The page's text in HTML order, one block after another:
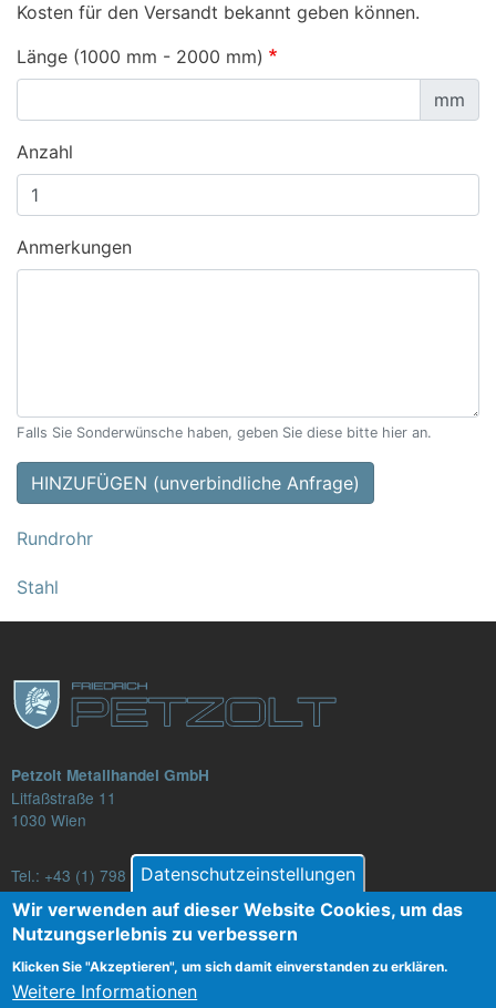
Kosten für den Versandt bekannt geben können.
Länge (1000 mm - 2000 mm)
mm
Anzahl
Anmerkungen
Falls Sie Sonderwünsche haben, geben Sie diese bitte hier an.
HINZUFÜGEN (unverbindliche Anfrage)
Rundrohr
Stahl
Petzolt Metallhandel GmbH
Litfaßstraße 11
1030 Wien
Tel.: +43 (1) 798 82 88-16
E-Mail: verkauf@petzolt.at
Datenschutzeinstellungen
Wir verwenden auf dieser Website Cookies, um das
Nutzungserlebnis zu verbessern
Klicken Sie "Akzeptieren", um sich damit einverstanden zu erklären.
Weitere Informationen